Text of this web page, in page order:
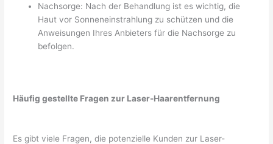
Nachsorge: Nach der Behandlung ist es wichtig, die
Haut vor Sonneneinstrahlung zu schützen und die
Anweisungen Ihres Anbieters für die Nachsorge zu
befolgen.
Häufig gestellte Fragen zur Laser-Haarentfernung
Es gibt viele Fragen, die potenzielle Kunden zur Laser-